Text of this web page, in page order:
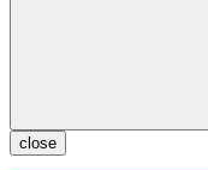
close